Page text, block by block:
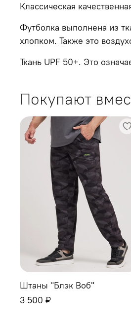
Классическая
Футболка выполнена из
хлопком. Также это
Ткань UPF 50+. Это
Покупают
Штаны "Блэк Воб"
3 500 ₽